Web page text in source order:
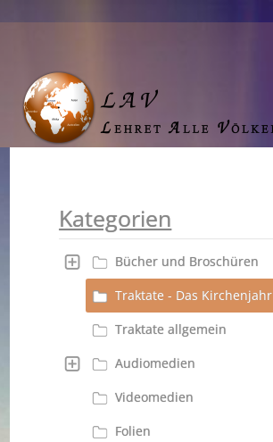
Kategorien
Bücher und Broschüren
Traktate - Das Kirchenjahr
Traktate allgemein
Audiomedien
Videomedien
Folien